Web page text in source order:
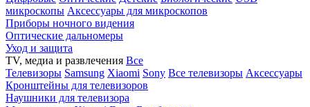
микроскопы Аксессуары для микроскопов
Приборы ночного видения
Оптические дальномеры
Уход и защита
TV, медиа и развлечения Все
Телевизоры Samsung Xiaomi Sony Все телевизоры Аксессуары
Кронштейны для телевизоров
Наушники для телевизора